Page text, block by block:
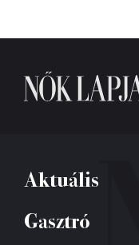
Aktuális
Gasztró